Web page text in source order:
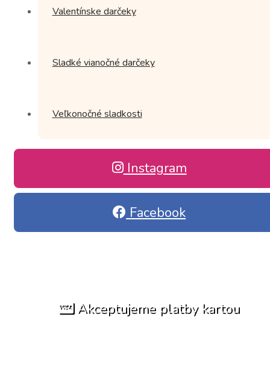
Valentínske darčeky
Sladké vianočné darčeky
Veľkonočné sladkosti
Instagram
Facebook
Akceptujeme platby kartou